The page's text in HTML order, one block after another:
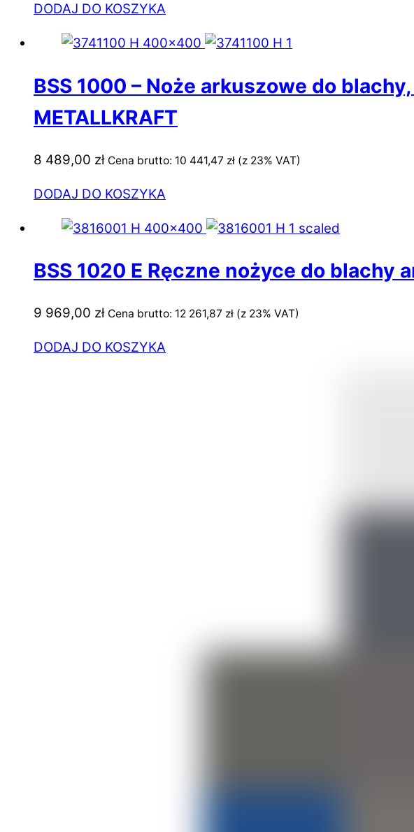
DODAJ DO KOSZYKA
BSS 1000 – Noże arkuszowe do
METALLKRAFT
8 489,00 zł Cena brutto: 10 441,47 zł (z 23% VAT)
DODAJ DO KOSZYKA
BSS 1020 E Ręczne nożyce do blachy
9 969,00 zł Cena brutto: 12 261,87 zł (z 23% VAT)
DODAJ DO KOSZYKA